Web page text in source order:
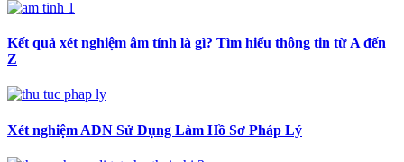
Kết quả xét nghiệm âm tính là gì? Tìm hiểu thông tin từ A đến
Z
Xét nghiệm ADN Sử Dụng Làm Hồ Sơ Pháp Lý